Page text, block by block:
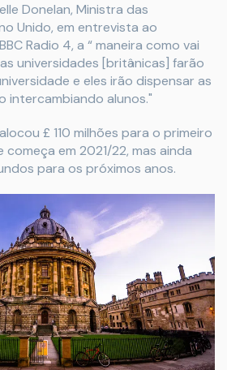
Donelan, Ministra das
Unido, em entrevista ao
Radio 4, a “ maneira como vai
universidades [britânicas] farão
e eles irão dispensar as
intercambiando alunos."
£ 110 milhões para o primeiro
em 2021/22, mas ainda
para os próximos anos.